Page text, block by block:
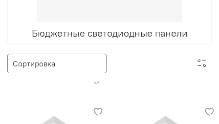
Бюджетные светодиодные панели